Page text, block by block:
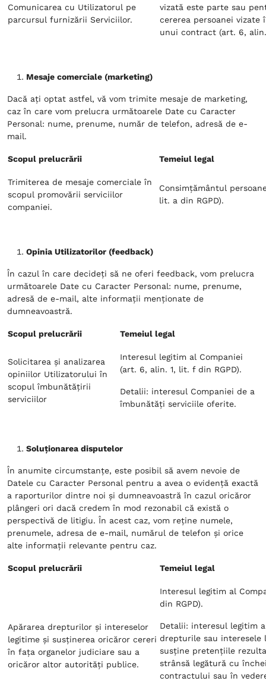
Comunicarea cu Utilizatorul pe
parcursul furnizării Serviciilor.
vizată este parte sau
cererea persoanei vizate
unui contract (art. 6,
Mesaje comerciale (marketing)
Dacă ați optat astfel, vă vom trimite mesaje de marketing,
caz în care vom prelucra următoarele Date cu Caracter
Personal: nume, prenume, număr de telefon, adresă de e-
mail.
Scopul prelucrării Temeiul legal
Trimiterea de mesaje comerciale în
scopul promovării serviciilor
companiei.
Consimțământul
lit. a din RGPD).
Opinia Utilizatorilor (feedback)
În cazul în care decideți să ne oferi feedback, vom prelucra
următoarele Date cu Caracter Personal: nume, prenume,
adresă de e-mail, alte informații menționate de
dumneavoastră.
Scopul prelucrării Temeiul legal
Solicitarea și analizarea
opiniilor Utilizatorului în
scopul îmbunătățirii
serviciilor
Interesul legitim al Companiei
(art. 6, alin. 1, lit. f din RGPD).
Detalii: interesul Companiei de a
îmbunătăți serviciile oferite.
Soluționarea disputelor
În anumite circumstanțe, este posibil să avem nevoie de
Datele cu Caracter Personal pentru a avea o evidență exactă
a raporturilor dintre noi și dumneavoastră în cazul oricăror
plângeri ori dacă credem în mod rezonabil că există o
perspectivă de litigiu. În acest caz, vom reține numele,
prenumele, adresa de e-mail, numărul de telefon și orice
alte informații relevante pentru caz.
Scopul prelucrării Temeiul legal
Apărarea drepturilor și intereselor
legitime și susținerea oricăror cereri
în fața organelor judiciare sau a
oricăror altor autorități publice.
Interesul legitim al
din RGPD).
Detalii: interesul legitim
drepturile sau interesele
susține pretențiile
strânsă legătură cu
contractului sau în